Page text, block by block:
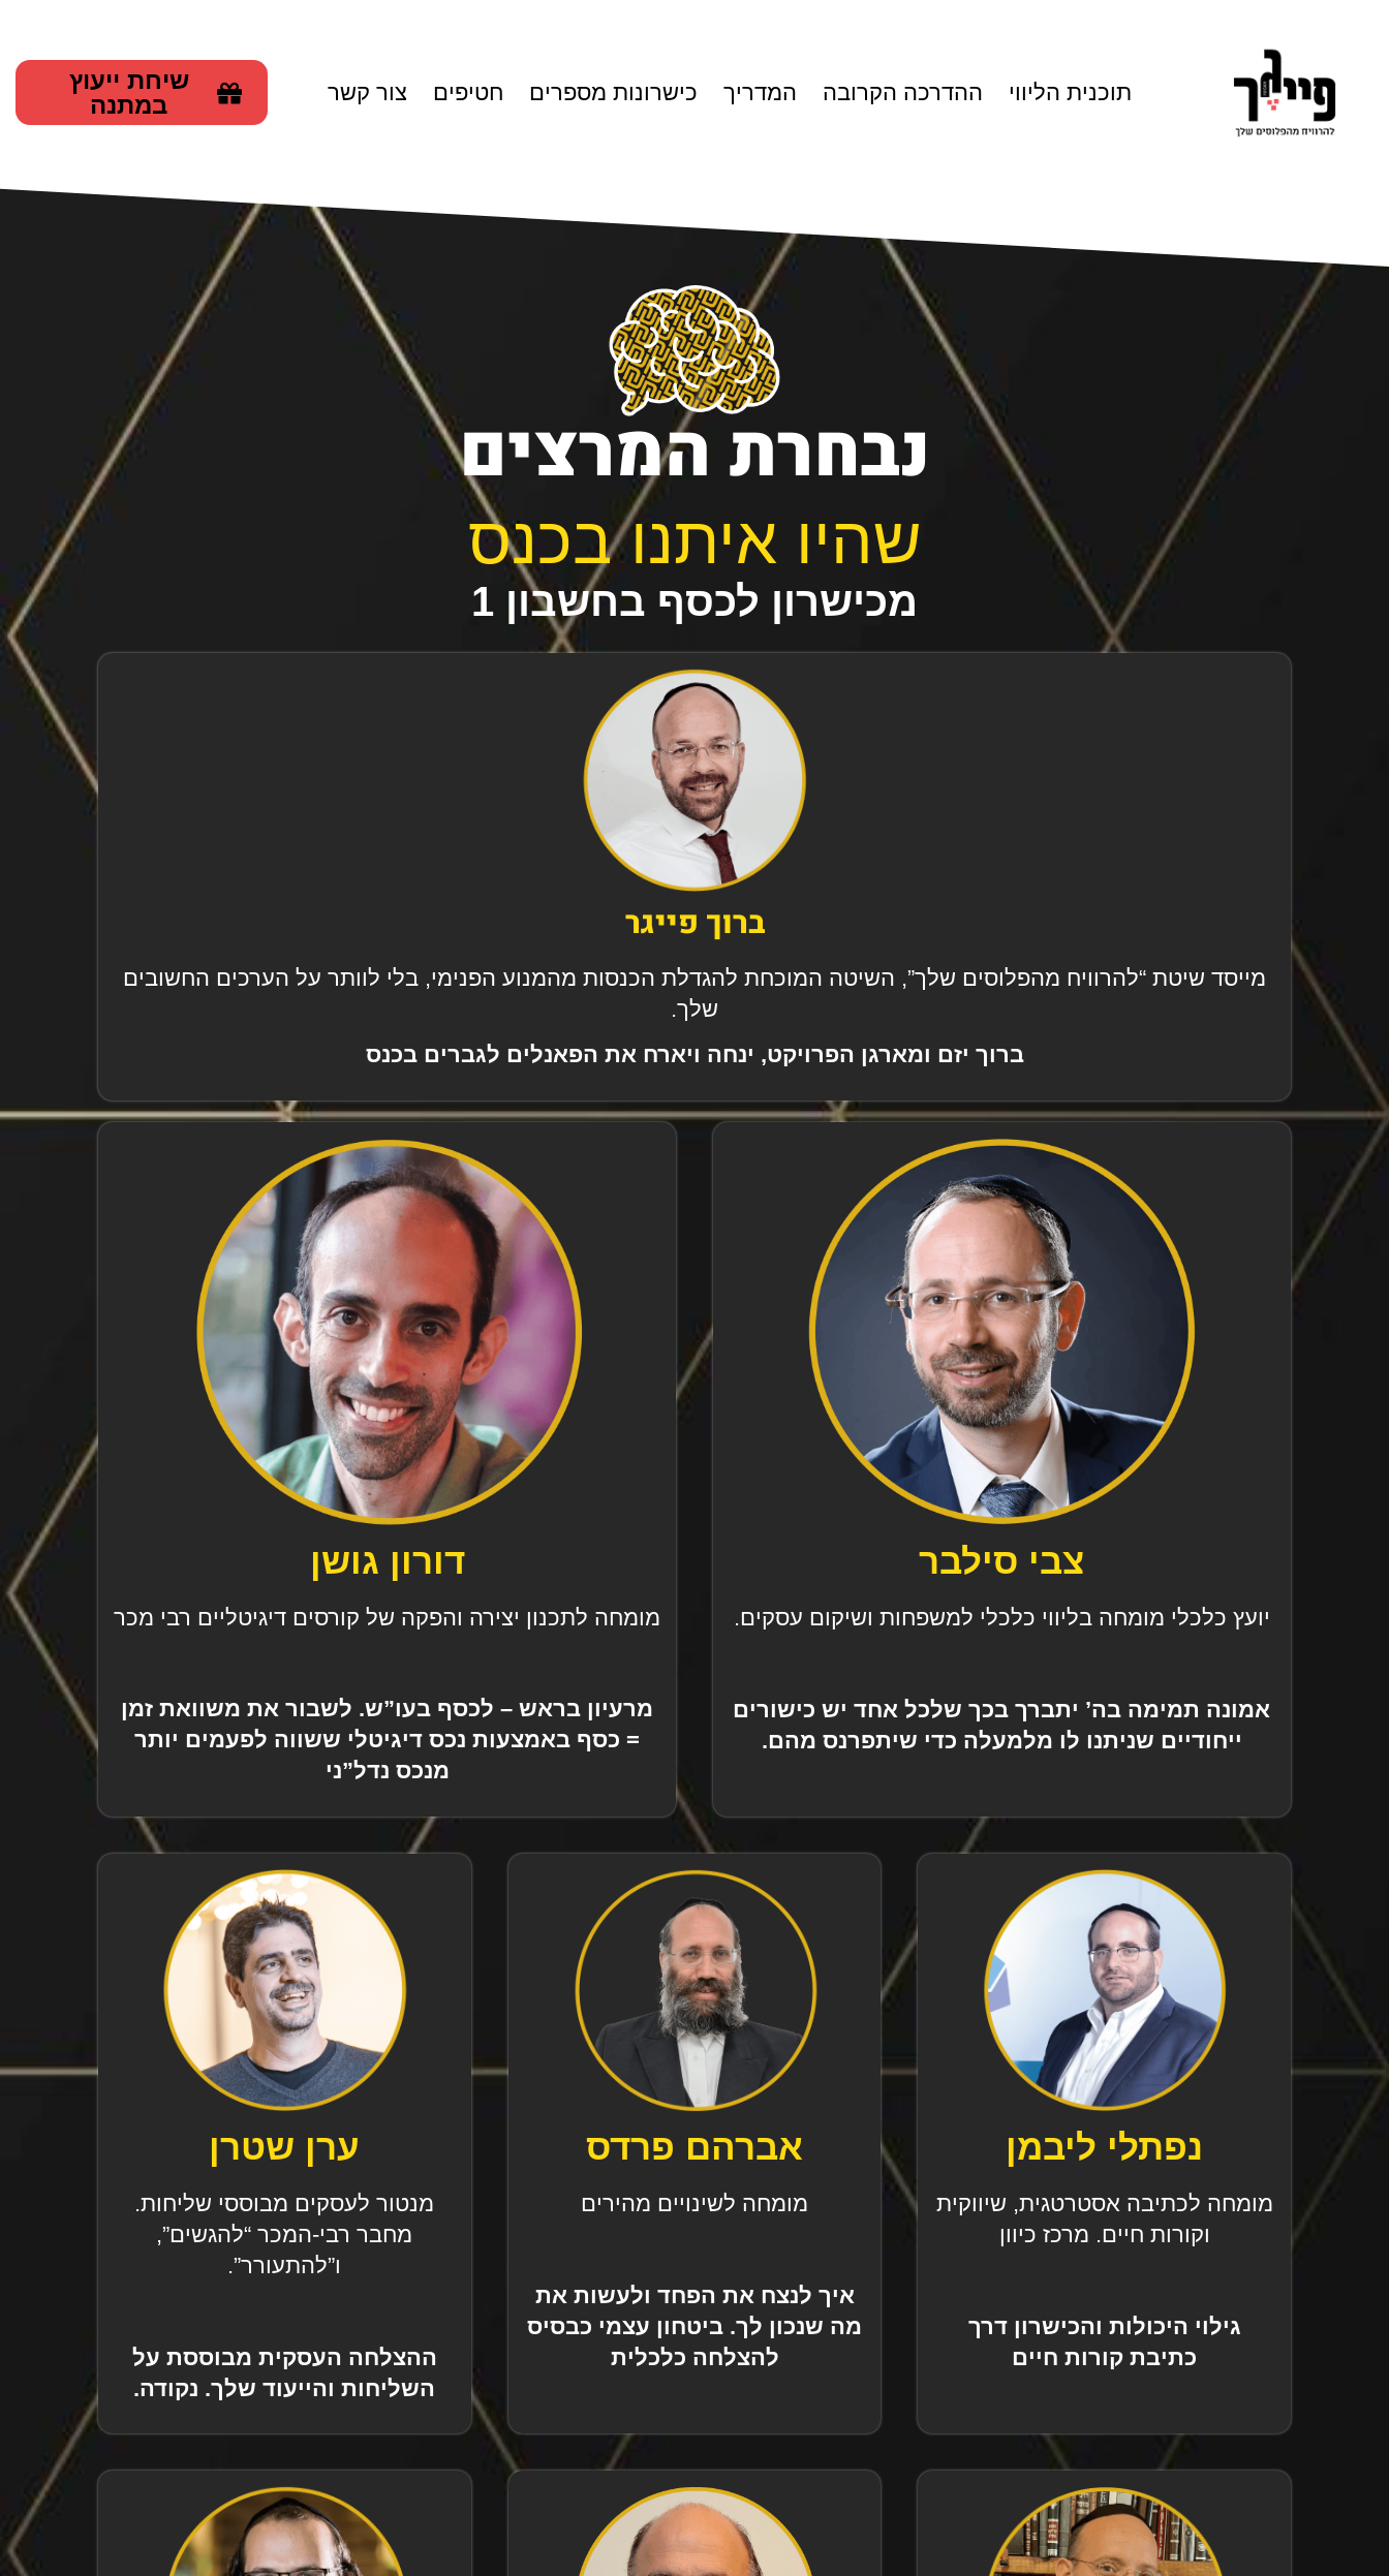
תוכנית הליווי ההדרכה הקרובה המדריך כישרונות מספרים חטיפים צור קשר
שיחת ייעוץ
במתנה
נבחרת המרצים
שהיו איתנו בכנס
מכישרון לכסף בחשבון 1
ברוך פייגר
מייסד שיטת “להרוויח מהפלוסים שלך”, השיטה המוכחת להגדלת הכנסות מהמנוע הפנימי, בלי לוותר על הערכים החשובים
שלך.
ברוך יזם ומארגן הפרויקט, ינחה ויארח את הפאנלים לגברים בכנס
צבי סילבר
יועץ כלכלי מומחה בליווי כלכלי למשפחות ושיקום עסקים.
אמונה תמימה בה’ יתברך בכך שלכל אחד יש כישורים
ייחודיים שניתנו לו מלמעלה כדי שיתפרנס מהם.
דורון גושן
מומחה לתכנון יצירה והפקה של קורסים דיגיטליים רבי מכר
מרעיון בראש – לכסף בעו”ש. לשבור את משוואת זמן
= כסף באמצעות נכס דיגיטלי ששווה לפעמים יותר
מנכס נדל”ני
נפתלי ליבמן
מומחה לכתיבה אסטרטגית, שיווקית
וקורות חיים. מרכז כיוון
גילוי היכולות והכישרון דרך
כתיבת קורות חיים
אברהם פרדס
מומחה לשינויים מהירים
איך לנצח את הפחד ולעשות את
מה שנכון לך. ביטחון עצמי כבסיס
להצלחה כלכלית
ערן שטרן
מנטור לעסקים מבוססי שליחות.
מחבר רבי-המכר “להגשים”,
ו”להתעורר”.
ההצלחה העסקית מבוססת על
השליחות והייעוד שלך. נקודה.